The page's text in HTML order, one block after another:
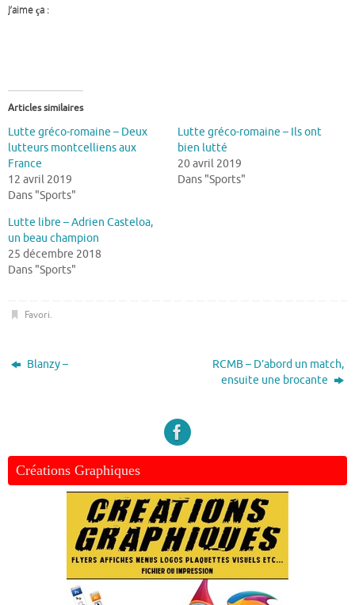
J’aime ça :
Articles similaires
Lutte gréco-romaine – Deux
lutteurs montcelliens aux
France
12 avril 2019
Dans "Sports"
Lutte gréco-romaine – Ils ont
bien lutté
20 avril 2019
Dans "Sports"
Lutte libre – Adrien Casteloa,
un beau champion
25 décembre 2018
Dans "Sports"
Favori.
Blanzy –
RCMB – D’abord un match,
ensuite une brocante
Créations Graphiques